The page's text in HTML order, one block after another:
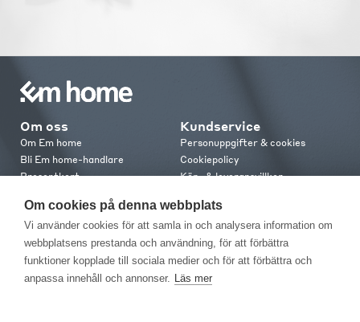
Om cookies på denna webbplats
Vi använder cookies för att samla in och analysera information om
webbplatsens prestanda och användning, för att förbättra
funktioner kopplade till sociala medier och för att förbättra och
anpassa innehåll och annonser. Läs mer
Om oss
Om Em home
Bli Em home-handlare
Presentkort
Em home Club
Medlemsvillkor
Kundservice
Personuppgifter & cookies
Cookiepolicy
Köp- & leveransvillkor
Retur & reklamation
Kontakt
Kontakta oss